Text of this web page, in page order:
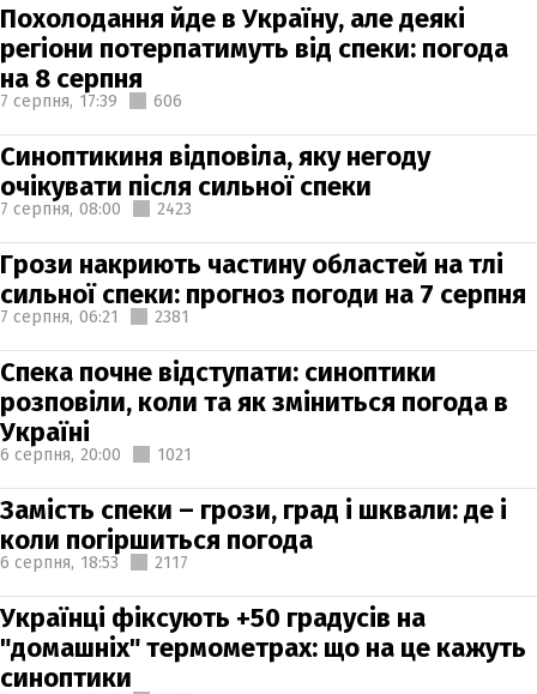
Похолодання йде в Україну, але деякі
регіони потерпатимуть від спеки: погода
на 8 серпня
7 серпня, 17:39 606
Синоптикиня відповіла, яку негоду
очікувати після сильної спеки
7 серпня, 08:00 2423
Грози накриють частину областей на тлі
сильної спеки: прогноз погоди на 7 серпня
7 серпня, 06:21 2381
Спека почне відступати: синоптики
розповіли, коли та як зміниться погода в
Україні
6 серпня, 20:00 1021
Замість спеки – грози, град і шквали: де і
коли погіршиться погода
6 серпня, 18:53 2117
Українці фіксують +50 градусів на
"домашніх" термометрах: що на це кажуть
синоптики